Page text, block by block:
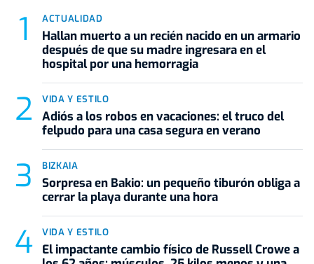
ACTUALIDAD
Hallan muerto a un recién nacido en un armario
después de que su madre ingresara en el
hospital por una hemorragia
VIDA Y ESTILO
Adiós a los robos en vacaciones: el truco del
felpudo para una casa segura en verano
BIZKAIA
Sorpresa en Bakio: un pequeño tiburón obliga a
cerrar la playa durante una hora
VIDA Y ESTILO
El impactante cambio físico de Russell Crowe a